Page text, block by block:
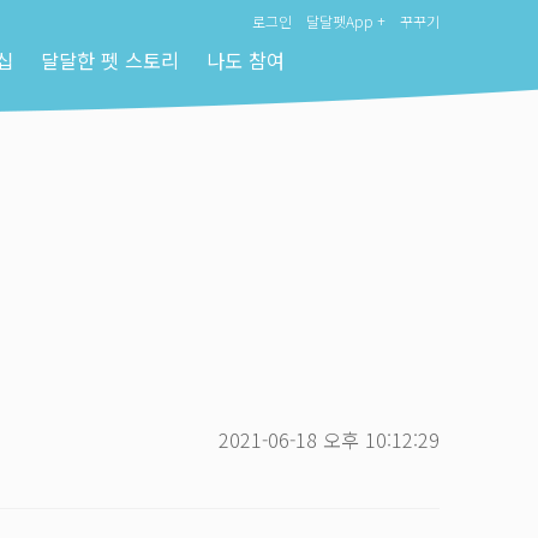
로그인 달달펫App + 꾸꾸기
달달한 펫 스토리 나도 참여
2021-06-18 오후 10:12:29